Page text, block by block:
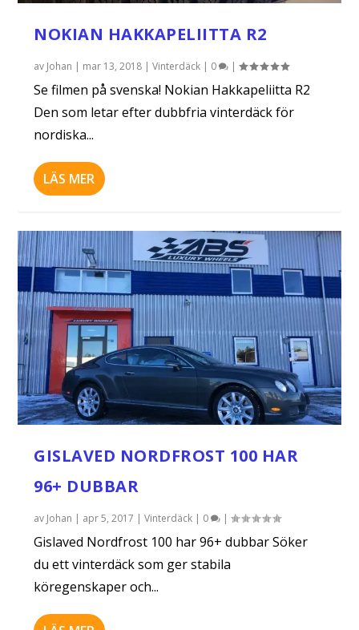
NOKIAN HAKKAPELIITTA R2
av Johan | mar 13, 2018 |Vinterdäck | 0 |
Se filmen på svenska! Nokian Hakkapeliitta R2
Den som letar efter dubbfria vinterdäck för
nordiska...
LÄS MER
GISLAVED NORDFROST 100 HAR
96+ DUBBAR
av Johan | apr 5, 2017 |Vinterdäck | 0 |
Gislaved Nordfrost 100 har 96+ dubbar Söker
du ett vinterdäck som ger stabila
köregenskaper och...